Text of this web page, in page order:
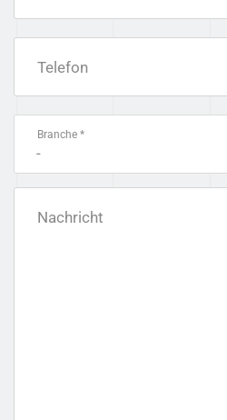
Telefon
Branche *
-
Nachricht